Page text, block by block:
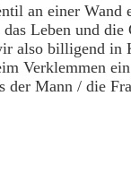
an einer Wand
Leben und die
also billigend in
Verklemmen
der Mann / die